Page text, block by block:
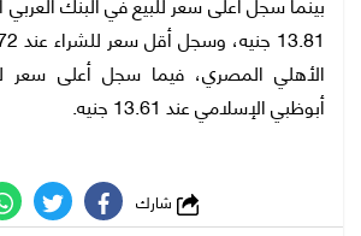
الأهلي المصري، فيما سجل أعلى
أبوظبي الإسلامي عند 13.61 جنيه.